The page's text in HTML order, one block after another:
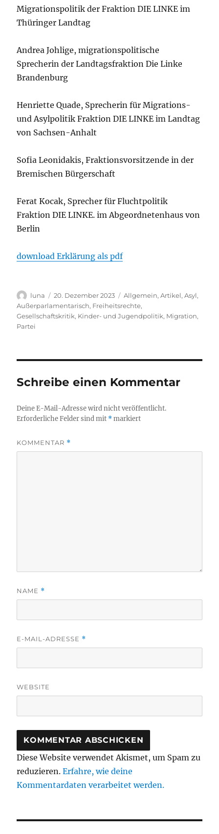
Migrationspolitik der Fraktion DIE LINKE im
Thüringer Landtag
Andrea Johlige, migrationspolitische
Sprecherin der Landtagsfraktion Die Linke
Brandenburg
Henriette Quade, Sprecherin für Migrations-
und Asylpolitik Fraktion DIE LINKE im Landtag
von Sachsen-Anhalt
Sofia Leonidakis, Fraktionsvorsitzende in der
Bremischen Bürgerschaft
Ferat Kocak, Sprecher für Fluchtpolitik
Fraktion DIE LINKE. im Abgeordnetenhaus von
Berlin
download Erklärung als pdf
Autor
luna
Veröffentlicht
am
20. Dezember 2023 Kategorien
Allgemein,Artikel,Asyl,
Außerparlamentarisch, Freiheitsrechte,
Gesellschaftskritik, Kinder- und Jugendpolitik, Migration,
Partei
Schreibe einen Kommentar
Deine E-Mail-Adresse wird nicht veröffentlicht.
Erforderliche Felder sind mit *markiert
KOMMENTAR *
NAME *
E-MAIL-ADRESSE *
WEBSITE
Diese Website verwendet Akismet, um Spam zu
reduzieren.Erfahre, wie deine
Kommentardaten verarbeitet werden.